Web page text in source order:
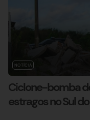
NOTÍCIA
Ciclone-bomba
estragos no Sul